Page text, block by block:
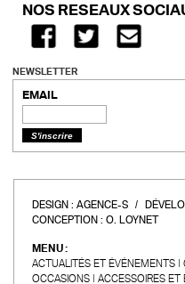
NOS RÉSEAUX
NEWSLETTER
EMAIL
DESIGN : AGENCE-S
CONCEPTION : O. LOYNET
MENU :
ACTUALITÉS ET ÉVÉNEMENTS
OCCASIONS
ACCESSOIRES ET